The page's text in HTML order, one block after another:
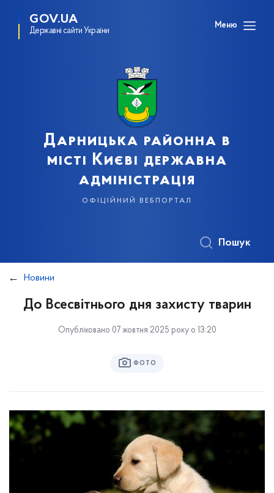
GOV.UA
Державні сайти України
Меню
Дарницька районна в
місті Києві державна
адміністрація
офіційний вебпортал
Пошук
Новини
До Всесвітнього дня захисту тварин
Опубліковано 07 жовтня 2025 року о 13:20
ФОТО